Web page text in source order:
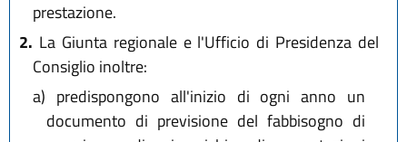
prestazione.
2. La Giunta regionale e l'Ufficio di Presidenza del
Consiglio inoltre:
a) predispongono all'inizio di ogni anno un
documento di previsione del fabbisogno di